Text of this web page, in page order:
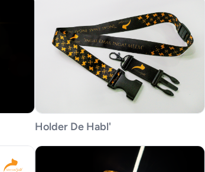
Holder De Habl'